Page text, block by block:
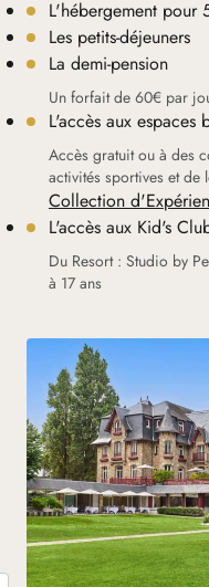
L'hébergement pour
Les petits-déjeuners
La demi-pension
Un forfait de 60€ par
L'accès aux espaces
Accès gratuit ou à des
activités sportives et de
Collection
L'accès aux Kid's
Du Resort : Studio by
à 17 ans